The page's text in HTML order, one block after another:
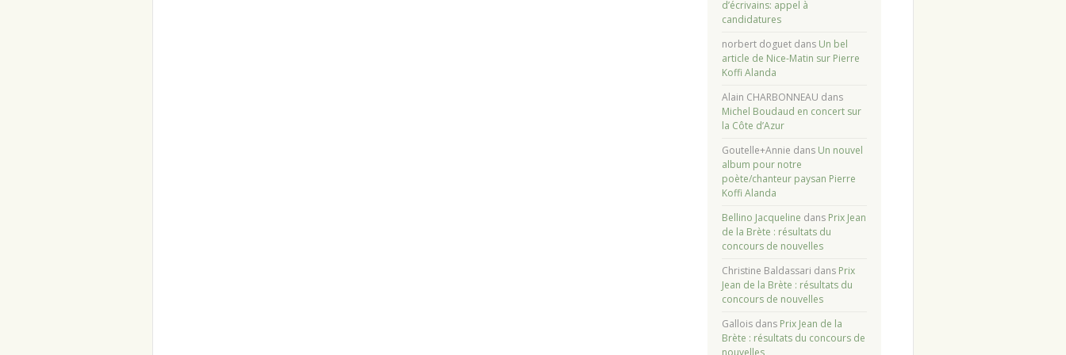
d’écrivains: appel à
candidatures
norbert doguetdans Un bel
article de Nice-Matin sur Pierre
Koffi Alanda
Alain CHARBONNEAU dans
Michel Boudaud en concert sur
la Côte d’Azur
Goutelle+Annie dans Un nouvel
album pour notre
poète/chanteur paysan Pierre
Koffi Alanda
Bellino Jacqueline dans Prix Jean
de la Brète : résultats du
concours de nouvelles
Christine Baldassari dans Prix
Jean de la Brète : résultats du
concours de nouvelles
Galloisdans Prix Jean de la
Brète : résultats du concours de